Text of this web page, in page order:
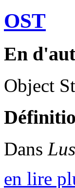
OST
En
Object
Dans
en lire